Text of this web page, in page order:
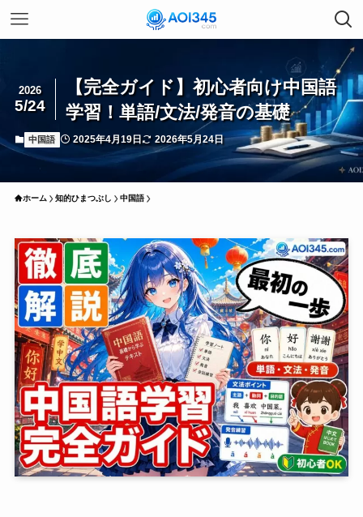
【完全ガイド】初心者向け中国語
学習！単語/文法/発音の基礎
2026
5/24
中国語 2025年4月19日 2026年5月24日
ホーム 知的ひまつぶし 中国語